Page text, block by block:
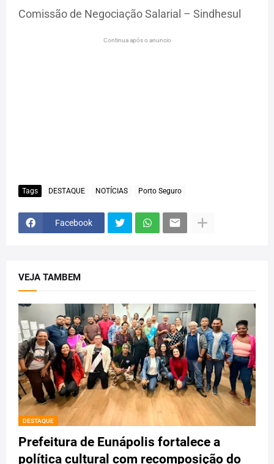
Comissão de Negociação Salarial – Sindhesul
Continua após o anuncio
Tags DESTAQUE NOTÍCIAS Porto Seguro
Facebook
VEJA TAMBEM
DESTAQUE
Prefeitura de Eunápolis fortalece a
política cultural com recomposição do